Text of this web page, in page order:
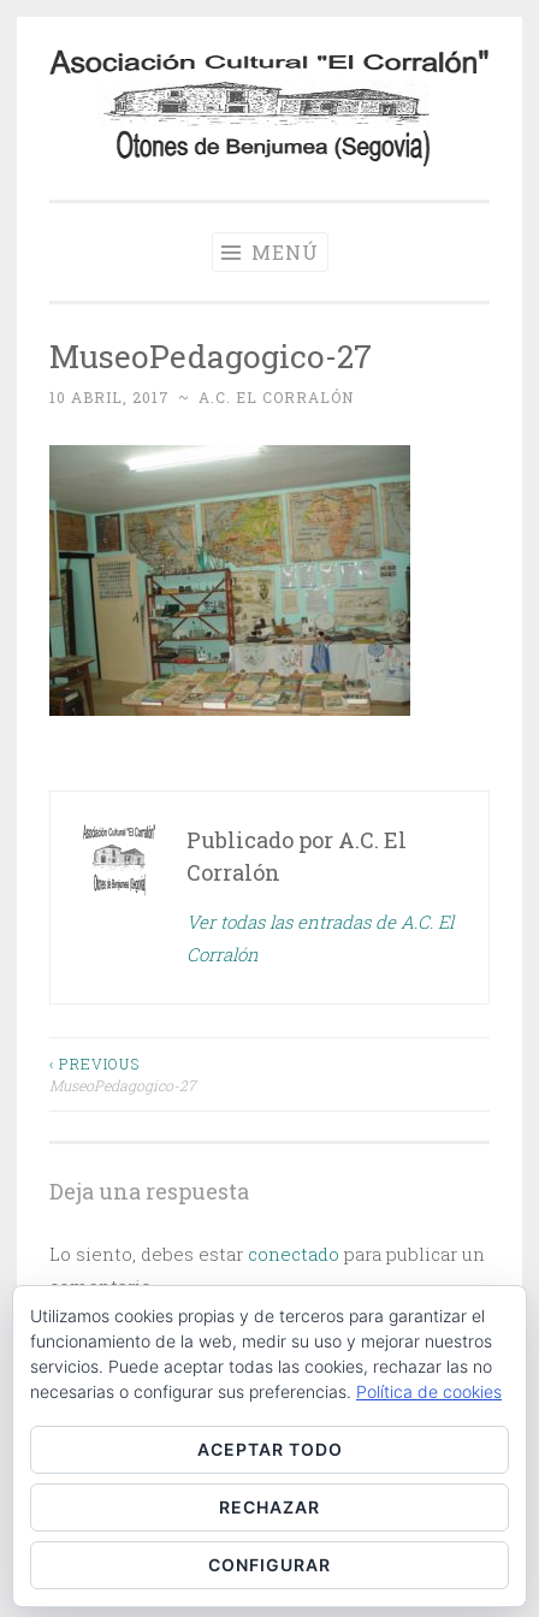
Saltar
contenido
MENÚ
MuseoPedagogico-27
10 ABRIL, 2017 ~ A.C. EL CORRALÓN
Publicado por A.C. El
Corralón
Ver todas las entradas de A.C. El
Corralón
Navegación
‹ PREVIOUS
MuseoPedagogico-27
Deja una respuesta
Lo siento, debes estar conectado para publicar un
comentario.
CONTACT |COOKIES POLICY
Utilizamos cookies propias y de terceros para garantizar el
funcionamiento de la web, medir su uso y mejorar nuestros
servicios. Puede aceptar todas las cookies, rechazar las no
necesarias o configurar sus preferencias. Política de cookies
ACEPTAR TODO
RECHAZAR
CONFIGURAR